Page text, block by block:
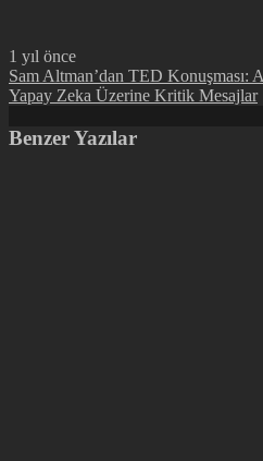
1 yıl önce
Sam Altman’dan TED Konuşması:
Yapay Zeka Üzerine Kritik Mesajlar
Benzer Yazılar